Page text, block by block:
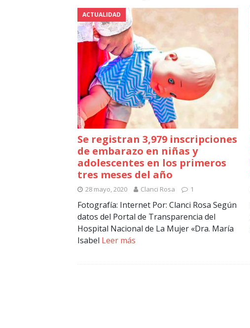
ACTUALIDAD
Se registran 3,979 inscripciones
de embarazo en niñas y
adolescentes en los primeros
tres meses del año
28 mayo, 2020 Clanci Rosa 1
Fotografía: Internet Por: Clanci Rosa Según
datos del Portal de Transparencia del
Hospital Nacional de La Mujer «Dra. María
Isabel Leer más